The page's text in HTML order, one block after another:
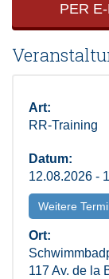
PER
Art:
RR-Training
Datum:
12.08.2026 -
Weitere
Ort:
117 Av. de la